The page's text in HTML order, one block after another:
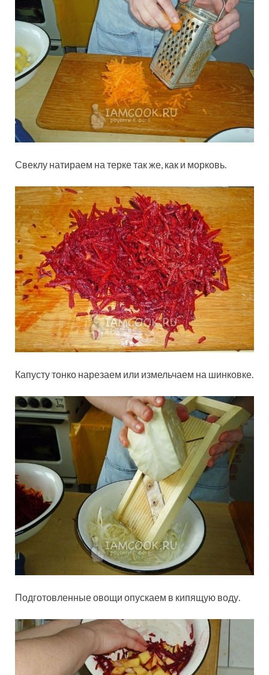
Свеклу натираем на терке так же, как и морковь.
Капусту тонко нарезаем или измельчаем на шинковке.
Подготовленные овощи опускаем в кипящую воду.